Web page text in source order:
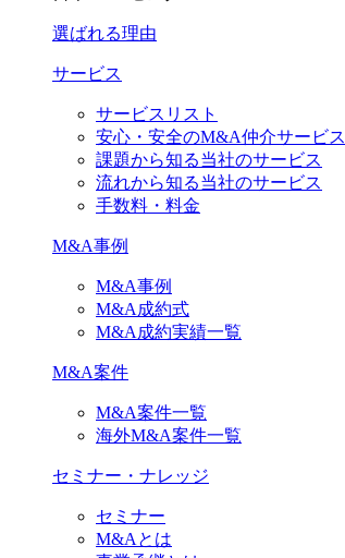
選ばれる理由
サービス
サービスリスト
安心・安全のM&A仲介サービス
課題から知る当社のサービス
流れから知る当社のサービス
手数料・料金
M&A事例
M&A事例
M&A成約式
M&A成約実績一覧
M&A案件
M&A案件一覧
海外M&A案件一覧
セミナー・ナレッジ
セミナー
M&Aとは